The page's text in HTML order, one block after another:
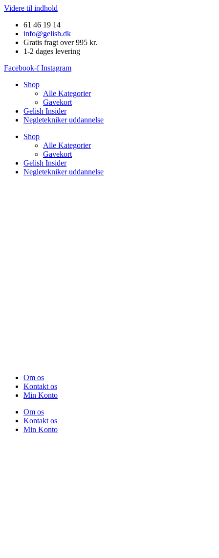
Videre til indhold
61 46 19 14
info@gelish.dk
Gratis fragt over 995 kr.
1-2 dages levering
Facebook-f Instagram
Shop
Alle Kategorier
Gavekort
Gelish Insider
Negletekniker uddannelse
Shop
Alle Kategorier
Gavekort
Gelish Insider
Negletekniker uddannelse
Om os
Kontakt os
Min Konto
Om os
Kontakt os
Min Konto